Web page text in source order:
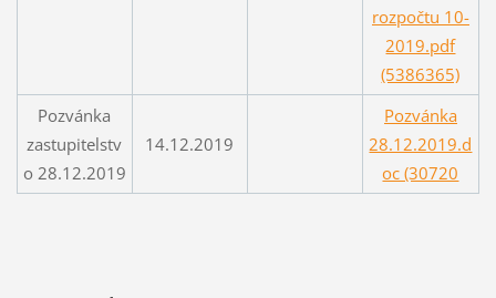
rozpočtu 10-
2019.pdf
(5386365)
Pozvánka
zastupitelstv
o 28.12.2019
14.12.2019
Pozvánka
28.12.2019.d
oc (30720